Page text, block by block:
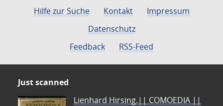
Hilfe zur Suche Kontakt
Impressum
Datenschutz
Feedback
RSS-Feed
Just scanned
Lienhard Hirsing.|| COMOEDIA ||